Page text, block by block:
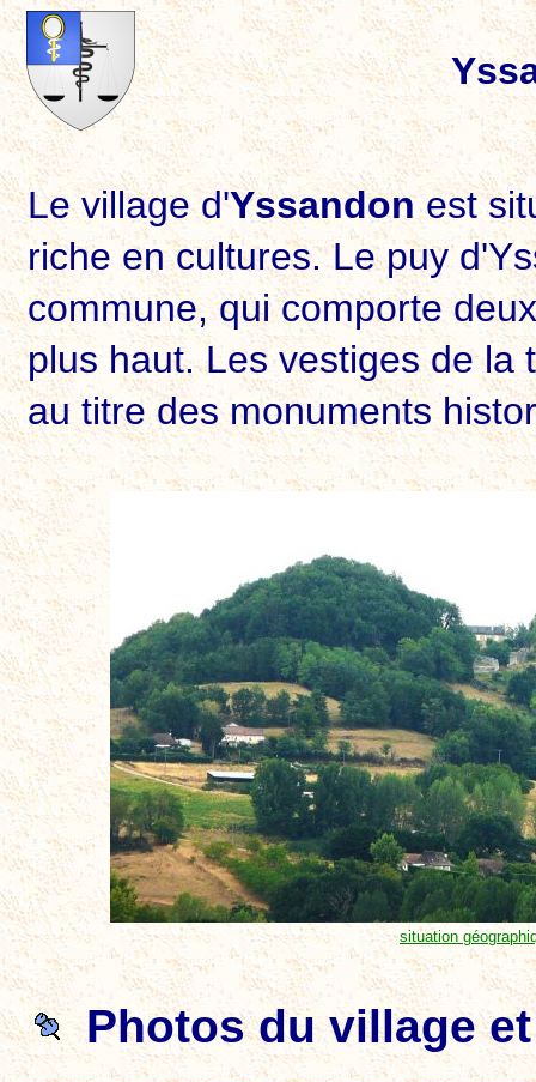
Le village d'Yssandonest
riche en cultures.Le puy
commune, qui comporte
plus haut. Les vestiges de la
au titre des monuments
situation
Photos du village